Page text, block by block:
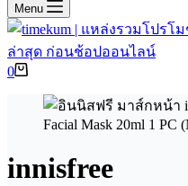
Menu
Shopping
0
innisfree